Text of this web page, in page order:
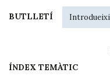
BUTLLETÍ
ÍNDEX TEMÀTIC